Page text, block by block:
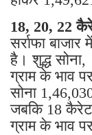
18, 20, 22
सर्राफा
है। शुद्ध
ग्राम के भाव
सोना
जबकि 18 कैरेट
ग्राम के भाव